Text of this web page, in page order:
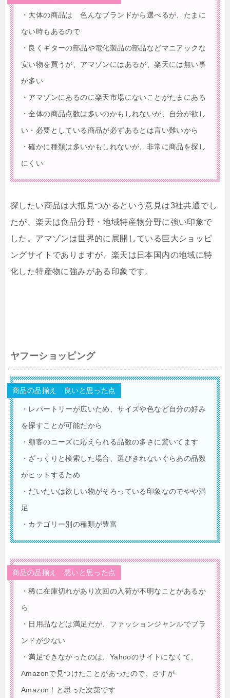
・大体の商品は 色んなブランドから選べるが、たまに
ない時もあるので
・良くギターの部品や電化製品の部品などマニアックな
安い物を買うが、アマゾンにはあるが、楽天には無い事
が多い
・アマゾンにあるのに楽天市場にないことがたまにある
・全体の商品点数は多いのかもしれないが、自分が欲し
い・必要としている商品が必ずあるとは言い難いから
・確かに種類は多いかもしれないが、非常に商品を探し
にくい
探したい商品は大抵見つかるという意見は3社共通でし
たが、楽天は食品分野・地域特産物分野に強い印象で
した。アマゾンは世界的に展開している巨大ショッピ
ングサイトでありますが、楽天は日本国内の地域に特
化した特産物に強みがある印象です。
ヤフーショッピング
商品の品揃え 良いと思った点
・レパートリーが広いため、サイズや色など自分の好み
を探すことが可能だから
・顧客のニーズに応えられる品数の多さに驚いてます
・ざっくりと検索した場合、選びきれないぐらあの品数
がヒットするため
・だいたいは欲しい物がそろっている印象なのでやや満
足
・カテゴリー別の種類が豊富
商品の品揃え 悪いと思った点
・稀に在庫切れがあり次回の入荷が不明なことがあるか
ら
・日用品などは満足だが、ファッションジャンルでブラ
ンドが少ない
・満足できなかったのは、Yahooのサイトになくて、
Amazonで見つけたことがあったので、さすが
Amazon！と思った次第です